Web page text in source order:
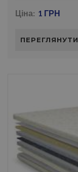
Ціна: 1 ГРН
ПЕРЕГЛЯНУТИ